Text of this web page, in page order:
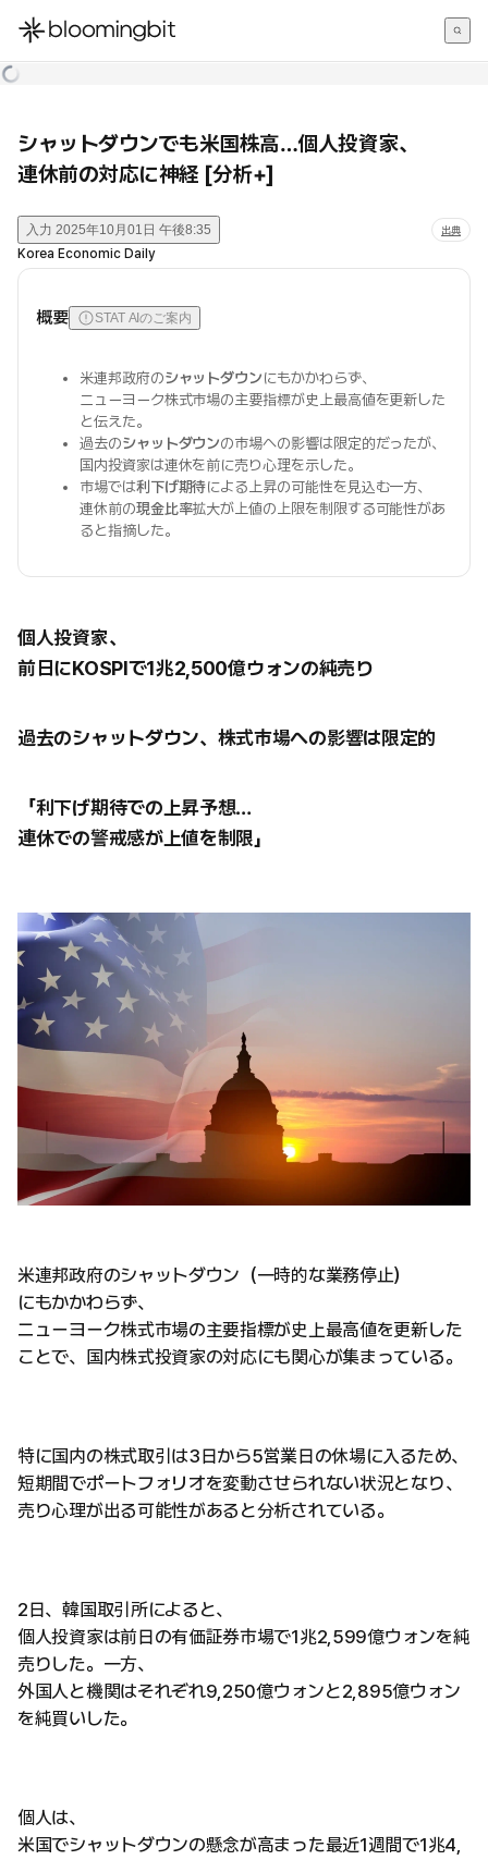
한국어
シャットダウンでも米国株高…個人投資家、
連休前の対応に神経 [分析+]
入力 2025年10月01日 午後8:35 出典
Korea Economic Daily
概要 STAT AIのご案内
米連邦政府のシャットダウンにもかかわらず、
ニューヨーク株式市場の主要指標が史上最高値を更新した
と伝えた。
過去のシャットダウンの市場への影響は限定的だったが、
国内投資家は連休を前に売り心理を示した。
市場では利下げ期待による上昇の可能性を見込む一方、
連休前の現金比率拡大が上値の上限を制限する可能性があ
ると指摘した。
個人投資家、
前日にKOSPIで1兆2,500億ウォンの純売り
過去のシャットダウン、株式市場への影響は限定的
「利下げ期待での上昇予想…
連休での警戒感が上値を制限」
米連邦政府のシャットダウン（一時的な業務停止）
にもかかわらず、
ニューヨーク株式市場の主要指標が史上最高値を更新した
ことで、国内株式投資家の対応にも関心が集まっている。
特に国内の株式取引は3日から5営業日の休場に入るため、
短期間でポートフォリオを変動させられない状況となり、
売り心理が出る可能性があると分析されている。
2日、韓国取引所によると、
個人投資家は前日の有価証券市場で1兆2,599億ウォンを純
売りした。一方、
外国人と機関はそれぞれ9,250億ウォンと2,895億ウォン
を純買いした。
個人は、
米国でシャットダウンの懸念が高まった最近1週間で1兆4,